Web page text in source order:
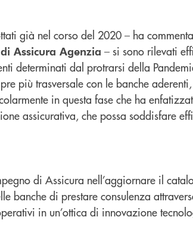
già nel corso del 2020 – ha
Assicura Agenzia – si sono rilevati
determinati dal protrarsi della
più trasversale con le banche
in questa fase che ha
assicurativa, che possa soddisfare
di Assicura nell’aggiornare il
banche di prestare consulenza
in un’ottica di innovazione